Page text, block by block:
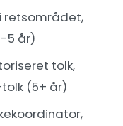
retsområdet,
5 år)
tolk,
(5+ år)